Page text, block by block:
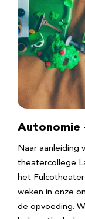
Autonomie
Naar aanleiding
theatercollege
het
weken in onze
de opvoeding.